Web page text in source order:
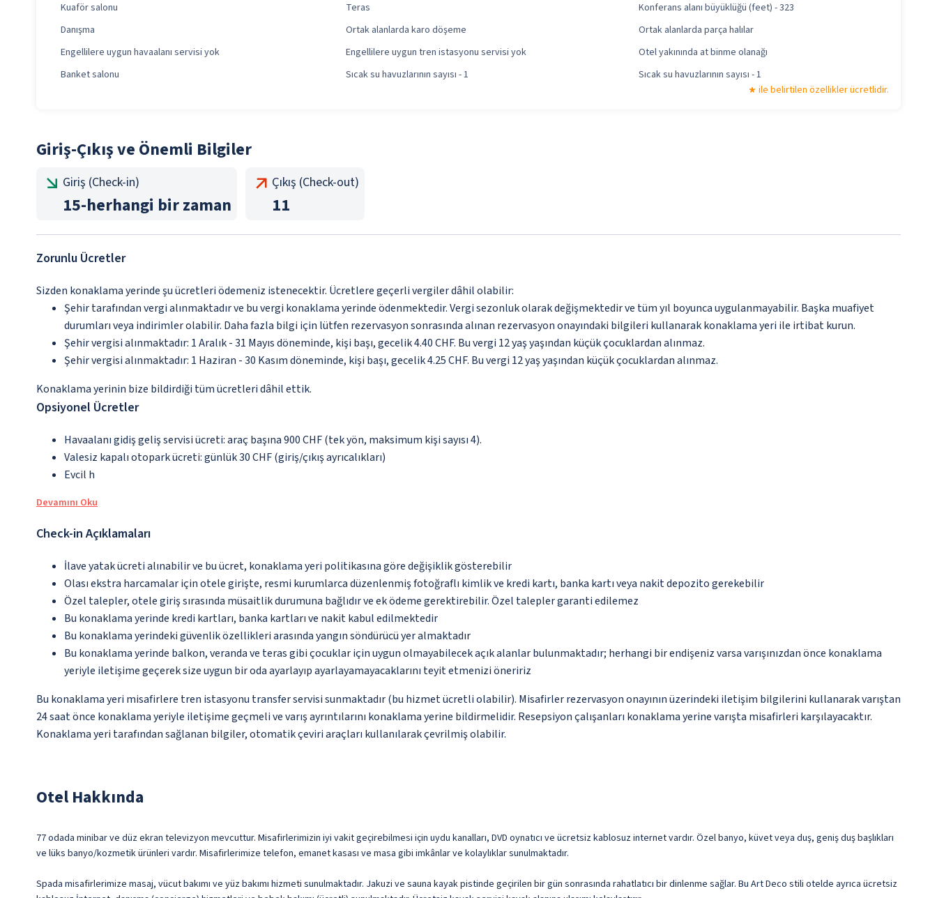
Kuaför salonu
Teras
Konferans alanı büyüklüğü (feet) - 323
Danışma
Ortak alanlarda karo döşeme
Ortak alanlarda parça halılar
Engellilere uygun havaalanı servisi yok
Engellilere uygun tren istasyonu servisi yok
Otel yakınında at binme olanağı
Banket salonu
Sıcak su havuzlarının sayısı - 1
Sıcak su havuzlarının sayısı - 1
ile belirtilen özellikler ücretlidir.
Giriş-Çıkış ve Önemli Bilgiler
Giriş (Check-in)
15-herhangi bir zaman
Çıkış (Check-out)
11
Zorunlu Ücretler
Sizden konaklama yerinde şu ücretleri ödemeniz istenecektir. Ücretlere geçerli vergiler dâhil olabilir:
Şehir tarafından vergi alınmaktadır ve bu vergi konaklama yerinde ödenmektedir. Vergi sezonluk olarak değişmektedir ve tüm yıl boyunca uygulanmayabilir. Başka muafiyet
durumları veya indirimler olabilir. Daha fazla bilgi için lütfen rezervasyon sonrasında alınan rezervasyon onayındaki bilgileri kullanarak konaklama yeri ile irtibat kurun.
Şehir vergisi alınmaktadır: 1 Aralık - 31 Mayıs döneminde, kişi başı, gecelik 4.40 CHF. Bu vergi 12 yaş yaşından küçük çocuklardan alınmaz.
Şehir vergisi alınmaktadır: 1 Haziran - 30 Kasım döneminde, kişi başı, gecelik 4.25 CHF. Bu vergi 12 yaş yaşından küçük çocuklardan alınmaz.
Konaklama yerinin bize bildirdiği tüm ücretleri dâhil ettik.
Opsiyonel Ücretler
Havaalanı gidiş geliş servisi ücreti: araç başına 900 CHF (tek yön, maksimum kişi sayısı 4).
Valesiz kapalı otopark ücreti: günlük 30 CHF (giriş/çıkış ayrıcalıkları)
Evcil h
Devamını Oku
Check-in Açıklamaları
İlave yatak ücreti alınabilir ve bu ücret, konaklama yeri politikasına göre değişiklik gösterebilir
Olası ekstra harcamalar için otele girişte, resmi kurumlarca düzenlenmiş fotoğraflı kimlik ve kredi kartı, banka kartı veya nakit depozito gerekebilir
Özel talepler, otele giriş sırasında müsaitlik durumuna bağlıdır ve ek ödeme gerektirebilir. Özel talepler garanti edilemez
Bu konaklama yerinde kredi kartları, banka kartları ve nakit kabul edilmektedir
Bu konaklama yerindeki güvenlik özellikleri arasında yangın söndürücü yer almaktadır
Bu konaklama yerinde balkon, veranda ve teras gibi çocuklar için uygun olmayabilecek açık alanlar bulunmaktadır; herhangi bir endişeniz varsa varışınızdan önce konaklama
yeriyle iletişime geçerek size uygun bir oda ayarlayıp ayarlayamayacaklarını teyit etmenizi öneririz
Bu konaklama yeri misafirlere tren istasyonu transfer servisi sunmaktadır (bu hizmet ücretli olabilir). Misafirler rezervasyon onayının üzerindeki iletişim bilgilerini kullanarak varıştan
24 saat önce konaklama yeriyle iletişime geçmeli ve varış ayrıntılarını konaklama yerine bildirmelidir. Resepsiyon çalışanları konaklama yerine varışta misafirleri karşılayacaktır.
Konaklama yeri tarafından sağlanan bilgiler, otomatik çeviri araçları kullanılarak çevrilmiş olabilir.
Otel Hakkında
77 odada minibar ve düz ekran televizyon mevcuttur. Misafirlerimizin iyi vakit geçirebilmesi için uydu kanalları, DVD oynatıcı ve ücretsiz kablosuz internet vardır. Özel banyo, küvet veya duş, geniş duş başlıkları
ve lüks banyo/kozmetik ürünleri vardır. Misafirlerimize telefon, emanet kasası ve masa gibi imkânlar ve kolaylıklar sunulmaktadır.
Spada misafirlerimize masaj, vücut bakımı ve yüz bakımı hizmeti sunulmaktadır. Jakuzi ve sauna kayak pistinde geçirilen bir gün sonrasında rahatlatıcı bir dinlenme sağlar. Bu Art Deco stili otelde ayrıca ücretsiz